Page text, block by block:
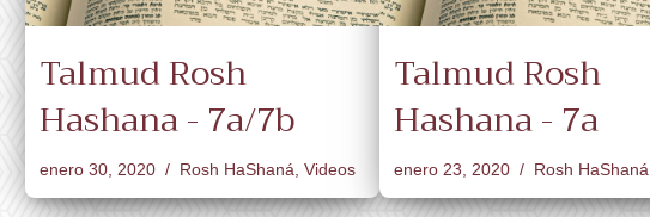
Talmud Rosh
Hashana - 7a/7b
enero 30, 2020 Rosh HaShaná Videos
Talmud Rosh
Hashana - 7a
enero 23, 2020 Rosh HaShaná